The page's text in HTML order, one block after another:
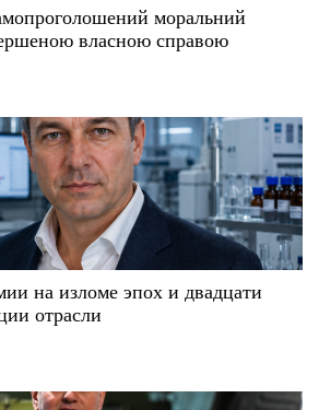
моральний
власною справою
на изломе эпох и двадцати
отрасли